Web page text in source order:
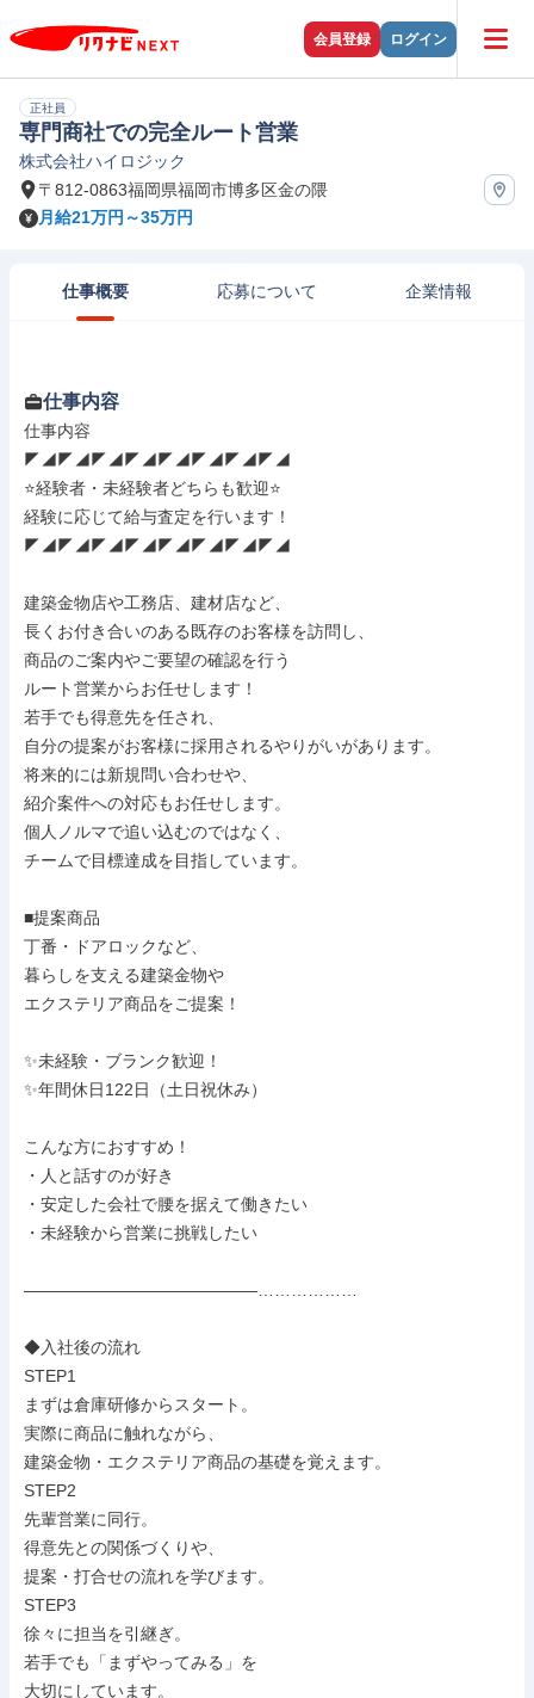
会員登録 ログイン
正社員
専門商社での完全ルート営業
株式会社ハイロジック
〒812-0863福岡県福岡市博多区金の隈
月給21万円～35万円
仕事概要 応募について 企業情報
仕事内容
仕事内容
◤◢◤◢◤◢◤◢◤◢◤◢◤◢◤◢
⭐経験者・未経験者どちらも歓迎⭐
経験に応じて給与査定を行います！
◤◢◤◢◤◢◤◢◤◢◤◢◤◢◤◢
建築金物店や工務店、建材店など、
長くお付き合いのある既存のお客様を訪問し、
商品のご案内やご要望の確認を行う
ルート営業からお任せします！
若手でも得意先を任され、
自分の提案がお客様に採用されるやりがいがあります。
将来的には新規問い合わせや、
紹介案件への対応もお任せします。
個人ノルマで追い込むのではなく、
チームで目標達成を目指しています。
■提案商品
丁番・ドアロックなど、
暮らしを支える建築金物や
エクステリア商品をご提案！
✨未経験・ブランク歓迎！
✨年間休日122日（土日祝休み）
こんな方におすすめ！
・人と話すのが好き
・安定した会社で腰を据えて働きたい
・未経験から営業に挑戦したい
――――――――――――――………………
◆入社後の流れ
STEP1
まずは倉庫研修からスタート。
実際に商品に触れながら、
建築金物・エクステリア商品の基礎を覚えます。
STEP2
先輩営業に同行。
得意先との関係づくりや、
提案・打合せの流れを学びます。
STEP3
徐々に担当を引継ぎ。
若手でも「まずやってみる」を
大切にしています。